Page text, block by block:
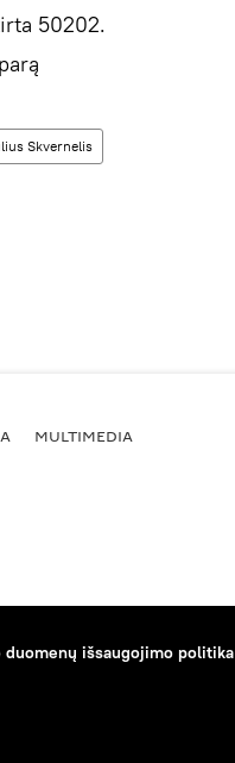
50202.
Skvernelis
MULTIMEDIA
išsaugojimo politika